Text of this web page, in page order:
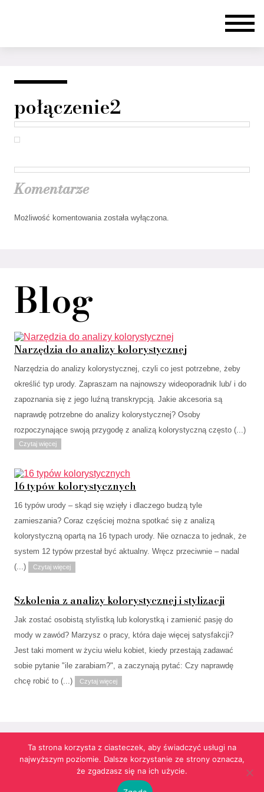
połączenie2
Komentarze
Możliwość komentowania została wyłączona.
Blog
Narzędzia do analizy kolorystycznej
Narzędzia do analizy kolorystycznej, czyli co jest potrzebne, żeby
określić typ urody. Zapraszam na najnowszy wideoporadnik lub/ i do
zapoznania się z jego luźną transkrypcją. Jakie akcesoria są
naprawdę potrzebne do analizy kolorystycznej? Osoby
rozpoczynające swoją przygodę z analizą kolorystyczną często (...)
Czytaj więcej
16 typów kolorystycznych
16 typów urody – skąd się wzięły i dlaczego budzą tyle
zamieszania? Coraz częściej można spotkać się z analizą
kolorystyczną opartą na 16 typach urody. Nie oznacza to jednak, że
system 12 typów przestał być aktualny. Wręcz przeciwnie – nadal
(...)
Czytaj więcej
Szkolenia z analizy kolorystycznej i stylizacji
Jak zostać osobistą stylistką lub kolorystką i zamienić pasję do
mody w zawód? Marzysz o pracy, która daje więcej satysfakcji?
Jest taki moment w życiu wielu kobiet, kiedy przestają zadawać
sobie pytanie "ile zarabiam?", a zaczynają pytać: Czy naprawdę
chcę robić to (...)
Czytaj więcej
Ta strona korzysta z ciasteczek, aby świadczyć usługi na
najwyższym poziomie. Dalsze korzystanie ze strony oznacza,
że zgadzasz się na ich użycie.
Strona korzysta z informacji przechowywanych w plikach cookies w celach
funkcjonalnych oraz statystycznych.
agencja reklamowa Gliwice